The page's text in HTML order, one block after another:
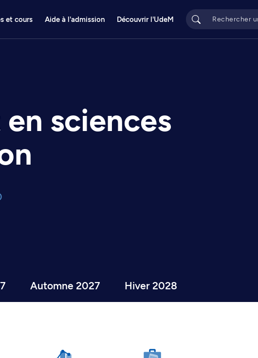
et cours Aide à l'admission Découvrir l'UdeM
sciences
Automne 2027 Hiver 2028